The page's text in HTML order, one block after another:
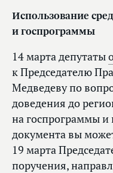
Использование
и госпрограммы
14 марта депутаты
к Председателю
Медведеву по
доведения до
на госпрограммы и
документа вы
19 марта
поручения,